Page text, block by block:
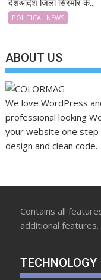
देशआदेश जिला सिरमौर के...
POLITICAL NEWS
ABOUT US
We love WordPress
professional looking
your website one step
design and clean code.
Contains all
additional features.
TECHNOLOGY